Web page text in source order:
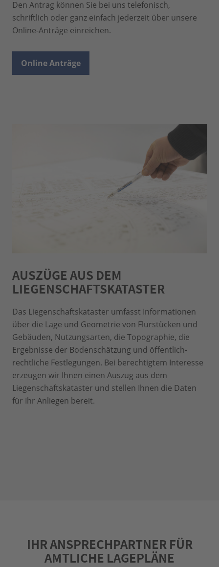
Den Antrag können Sie bei uns telefonisch,
schriftlich oder ganz einfach jederzeit über unsere
Online-Anträge einreichen.
Online Anträge
AUSZÜGE AUS DEM
LIEGENSCHAFTS­KATASTER
Das Liegenschaftskataster umfasst Informationen
über die Lage und Geometrie von Flurstücken und
Gebäuden, Nutzungsarten, die Topographie, die
Ergebnisse der Bodenschätzung und öffentlich-
rechtliche Festlegungen. Bei berechtigtem Interesse
erzeugen wir Ihnen einen Auszug aus dem
Liegenschaftskataster und stellen Ihnen die Daten
für Ihr Anliegen bereit.
IHR ANSPRECHPARTNER FÜR
AMTLICHE LAGEPLÄNE